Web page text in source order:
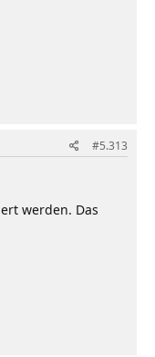
#5.313
werden. Das